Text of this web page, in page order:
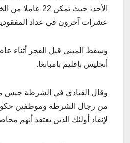
الأحد، حيث تمكن 22
عشرات آخرون في عداد
وسقط المبنى قبل الفجر أثناء
أنجليس بإقليم بامبانغا.
من رجال الشرطة وموظفين
لإنقاذ أولئك الذين يعتقد أنهم